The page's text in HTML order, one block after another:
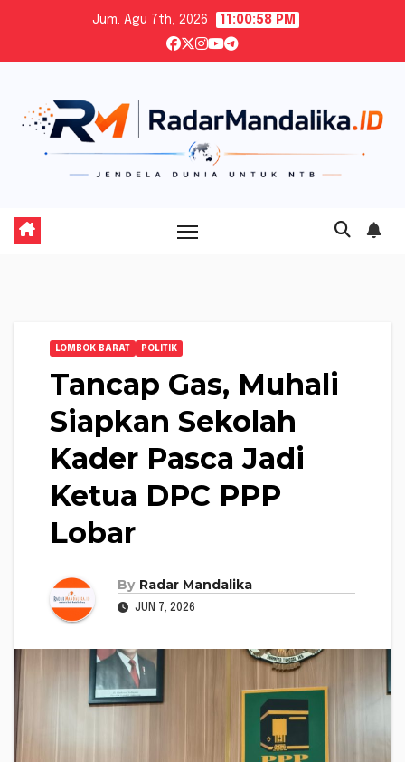
content
Jum. Agu 7th, 2026 11:01:00 PM
LOMBOK BARAT POLITIK
Tancap Gas, Muhali
Siapkan Sekolah
Kader Pasca Jadi
Ketua DPC PPP
Lobar
By Radar Mandalika
JUN 7, 2026